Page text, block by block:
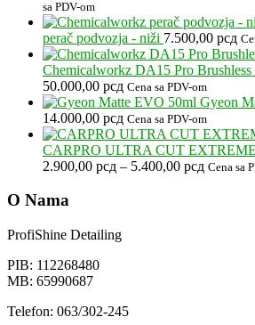
sa PDV-om
perač podvozja - niži 7.500,00 рсд
Chemicalworkz DA15 Pro Brushless
50.000,00 рсд Cena sa PDV-om
Gyeon
14.000,00 рсд Cena sa PDV-om
CARPRO ULTRA CUT
2.900,00 рсд – 5.400,00 рсдRaspon
Cena sa
O Nama
ProfiShine Detailing
PIB: 112268480
MB: 65990687
Telefon: 063/302-245